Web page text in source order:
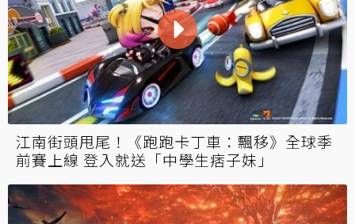
江南街頭甩尾！《跑跑卡丁車：飄移》全球季
前賽上線 登入就送「中學生痞子妹」